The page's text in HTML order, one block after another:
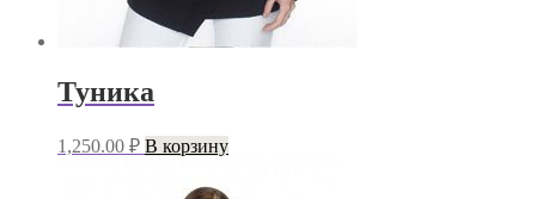
Туника
1,250.00 ₽ В корзину